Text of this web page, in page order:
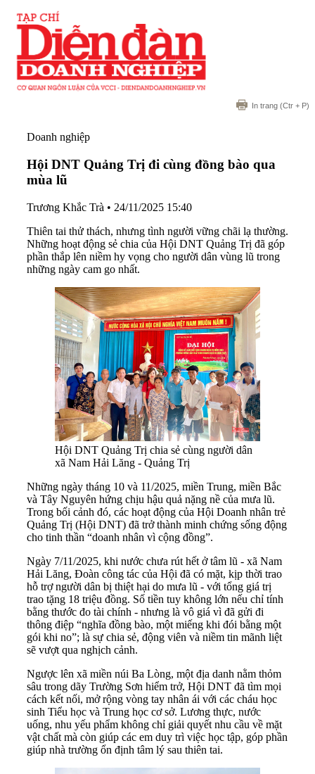
In trang (Ctr + P)
Doanh nghiệp
Hội DNT Quảng Trị đi cùng đồng bào qua
mùa lũ
Trương Khắc Trà • 24/11/2025 15:40
Thiên tai thử thách, nhưng tình người vững chãi lạ thường.
Những hoạt động sẻ chia của Hội DNT Quảng Trị đã góp
phần thắp lên niềm hy vọng cho người dân vùng lũ trong
những ngày cam go nhất.
Hội DNT Quảng Trị chia sẻ cùng người dân
xã Nam Hải Lăng - Quảng Trị
Những ngày tháng 10 và 11/2025, miền Trung, miền Bắc
và Tây Nguyên hứng chịu hậu quả nặng nề của mưa lũ.
Trong bối cảnh đó, các hoạt động của Hội Doanh nhân trẻ
Quảng Trị (Hội DNT) đã trở thành minh chứng sống động
cho tinh thần “doanh nhân vì cộng đồng”.
Ngày 7/11/2025, khi nước chưa rút hết ở tâm lũ - xã Nam
Hải Lăng, Đoàn công tác của Hội đã có mặt, kịp thời trao
hỗ trợ người dân bị thiệt hại do mưa lũ - với tổng giá trị
trao tặng 18 triệu đồng. Số tiền tuy không lớn nếu chỉ tính
bằng thước đo tài chính - nhưng là vô giá vì đã gửi đi
thông điệp “nghĩa đồng bào, một miếng khi đói bằng một
gói khi no”; là sự chia sẻ, động viên và niềm tin mãnh liệt
sẽ vượt qua nghịch cảnh.
Ngược lên xã miền núi Ba Lòng, một địa danh nằm thỏm
sâu trong dãy Trường Sơn hiểm trở, Hội DNT đã tìm mọi
cách kết nối, mở rộng vòng tay nhân ái với các cháu học
sinh Tiểu học và Trung học cơ sở. Lương thực, nước
uống, nhu yếu phẩm không chỉ giải quyết nhu cầu về mặt
vật chất mà còn giúp các em duy trì việc học tập, góp phần
giúp nhà trường ổn định tâm lý sau thiên tai.